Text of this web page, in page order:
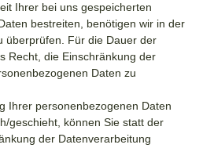
Ihrer bei uns gespeicherten
bestreiten, benötigen wir in der
überprüfen. Für die Dauer der
Recht, die Einschränkung der
Daten zu
Ihrer personenbezogenen Daten
geschieht, können Sie statt der
der Datenverarbeitung